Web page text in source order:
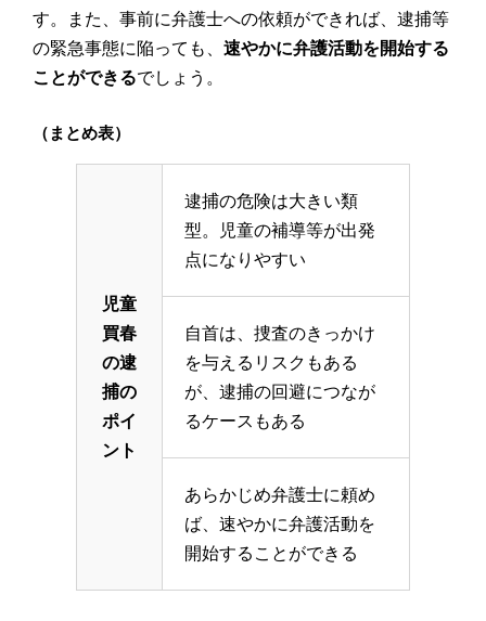
す。また、事前に弁護士への依頼ができれば、逮捕等
の緊急事態に陥っても、 速やかに弁護活動を開始する
ことができるでしょう。
（まとめ表）
児童
買春
の逮
捕の
ポイ
ント
逮捕の危険は大きい類
型。児童の補導等が出発
点になりやすい
自首は、捜査のきっかけ
を与えるリスクもある
が、逮捕の回避につなが
るケースもある
あらかじめ弁護士に頼め
ば、速やかに弁護活動を
開始することができる